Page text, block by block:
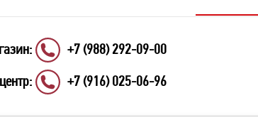
+7 (988) 292-09-00
+7 (916) 025-06-96